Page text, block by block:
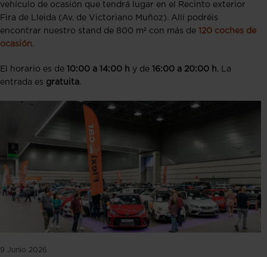
vehículo de ocasión que tendrá lugar en el Recinto exterior
Fira de Lleida (Av. de Victoriano Muñoz). Allí podréis
encontrar nuestro stand de 800 m² con más de 120 coches de
ocasión.
El horario es de 10:00 a 14:00 h y de 16:00 a 20:00 h. La
entrada es gratuita.
9 Junio 2026